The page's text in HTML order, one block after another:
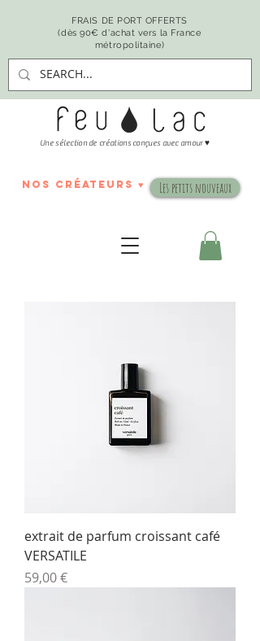
Une sélection de créations conçues avec amour♥
FRAIS DE PORT OFFERTS
(dès 90€ d'achat vers la France
métropolitaine)
nos créateurs ♥ Les petits nouveaux
extrait de parfum croissant café
VERSATILE
Prix
59,00 €